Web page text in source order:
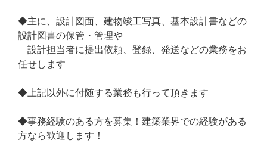
◆主に、設計図面、建物竣工写真、基本設計書などの
設計図書の保管・管理や
設計担当者に提出依頼、登録、発送などの業務をお
任せします
◆上記以外に付随する業務も行って頂きます
◆事務経験のある方を募集！建築業界での経験がある
方なら歓迎します！